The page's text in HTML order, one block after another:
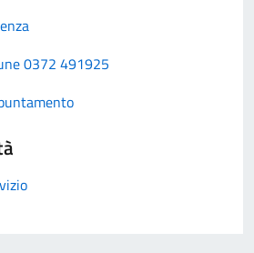
0372 491925